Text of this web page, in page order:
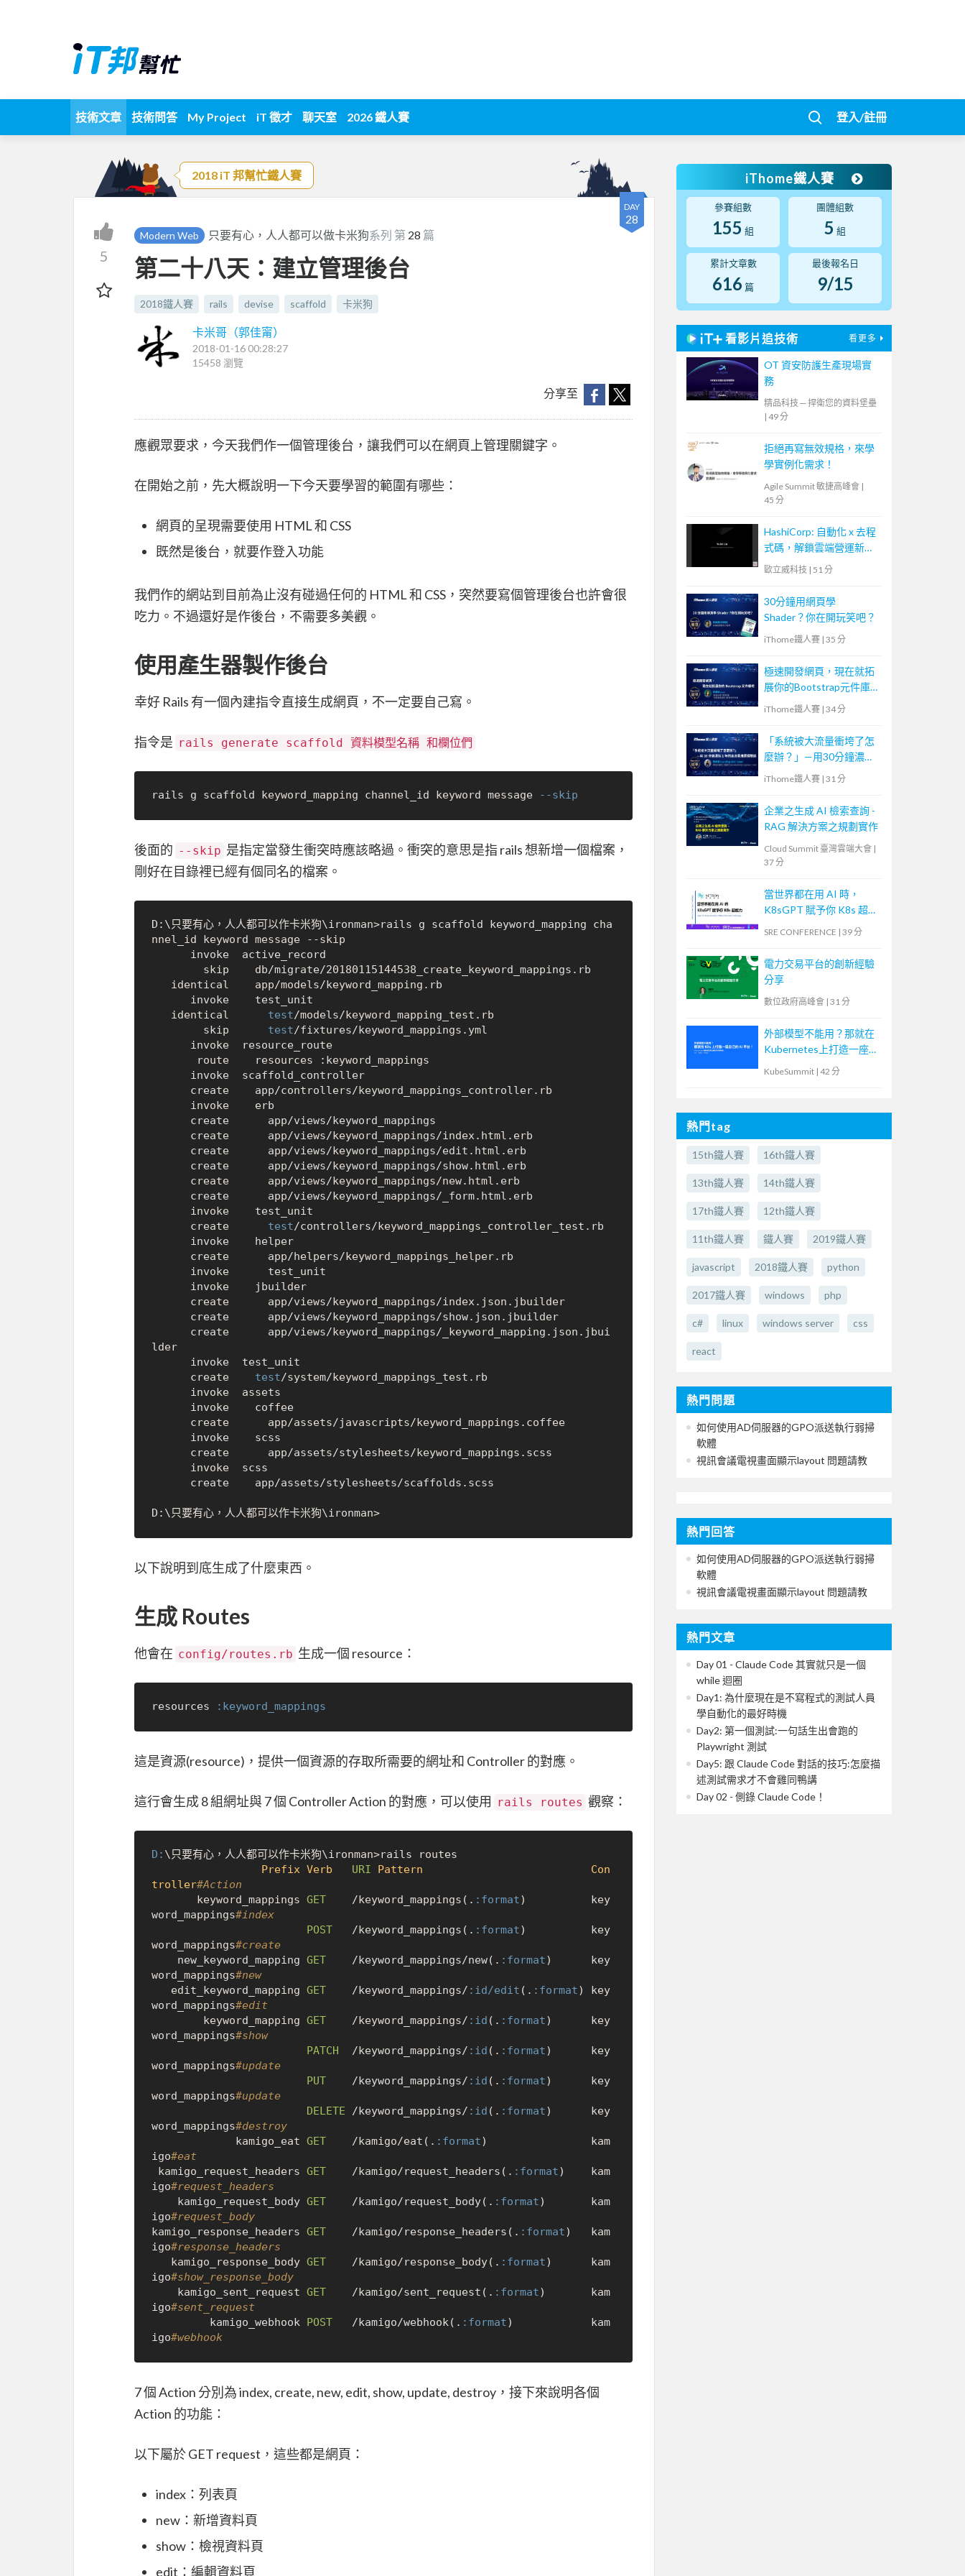
技術文章 技術問答 My Project iT 徵才 聊天室 2026 鐵人賽 登入/註冊
2018 iT 邦幫忙鐵人賽
DAY
28
5
Modern Web 只要有心，人人都可以做卡米狗系列 第 28 篇
第二十八天：建立管理後台
2018鐵人賽 rails devise scaffold 卡米狗
卡米哥（郭佳甯）
2018-01-16 00:28:27
15458 瀏覽
分享至
應觀眾要求，今天我們作一個管理後台，讓我們可以在網頁上管理關鍵字。
在開始之前，先大概說明一下今天要學習的範圍有哪些：
網頁的呈現需要使用 HTML 和 CSS
既然是後台，就要作登入功能
我們作的網站到目前為止沒有碰過任何的 HTML 和 CSS，突然要寫個管理後台也許會很
吃力。不過還好是作後台，不需要多美觀。
使用產生器製作後台
幸好 Rails 有一個內建指令直接生成網頁，不一定要自己寫。
指令是 rails generate scaffold 資料模型名稱 和欄位們
rails g scaffold keyword_mapping channel_id keyword message --skip
後面的 --skip 是指定當發生衝突時應該略過。衝突的意思是指 rails 想新增一個檔案，
剛好在目錄裡已經有個同名的檔案。
D:\只要有心，人人都可以作卡米狗\ironman>rails g scaffold keyword_mapping cha
nnel_id keyword message --skip
   identical
test/models/keyword_mapping_test.rb
        skip
test/fixtures/keyword_mappings.yml
      create
test/controllers/keyword_mappings_controller_test.rb
lder
      create
test/system/keyword_mappings_test.rb
D:\只要有心，人人都可以作卡米狗\ironman>
以下說明到底生成了什麼東西。
生成 Routes
他會在 config/routes.rb 生成一個 resource：
resources :keyword_mappings
這是資源(resource)，提供一個資源的存取所需要的網址和 Controller 的對應。
這行會生成 8 組網址與 7 個 Controller Action 的對應，可以使用 rails routes 觀察：
D: \只要有心，人人都可以作卡米狗\ironman>rails routes
Prefix Verb URI Pattern
Con
troller#Action
       keyword_mappings
GET
    /keyword_mappings(.
:format)          key
word_mappings#index
POST
   /keyword_mappings(.
:format)          key
word_mappings#create
    new_keyword_mapping
GET
    /keyword_mappings/new(.
:format)      key
word_mappings#new
   edit_keyword_mapping
GET
    /keyword_mappings/
:id/edit (. :format) key
word_mappings#edit
        keyword_mapping
GET
    /keyword_mappings/
:id (. :format)      key
word_mappings#show
PATCH
  /keyword_mappings/
:id (. :format)      key
word_mappings#update
PUT
    /keyword_mappings/
:id (. :format)      key
word_mappings#update
DELETE /keyword_mappings/ :id (. :format)      key
word_mappings#destroy
             kamigo_eat
GET
    /kamigo/eat(.
:format)                kam
igo#eat
kamigo_request_headers GET
    /kamigo/request_headers(.
:format)    kam
igo#request_headers
    kamigo_request_body
GET
    /kamigo/request_body(.
:format)       kam
igo#request_body
kamigo_response_headers GET
    /kamigo/response_headers(.
:format)   kam
igo#response_headers
   kamigo_response_body
GET
    /kamigo/response_body(.
:format)      kam
igo#show_response_body
    kamigo_sent_request
GET
    /kamigo/sent_request(.
:format)       kam
igo#sent_request
         kamigo_webhook
POST
   /kamigo/webhook(.
:format)            kam
igo#webhook
7 個 Action 分別為 index, create, new, edit, show, update, destroy，接下來說明各個
Action 的功能：
以下屬於 GET request，這些都是網頁：
index：列表頁
new：新增資料頁
show：檢視資料頁
edit：編輯資料頁
iThome鐵人賽
參賽組數
155 組
團體組數
5 組
累計文章數
616 篇
最後報名日
9/15
看影片追技術 看更多
OT 資安防護生產現場實
務
精品科技 ─ 捍衛您的資料堡壘
| 49 分
拒絕再寫無效規格，來學
學實例化需求！
Agile Summit 敏捷高峰會 |
45 分
HashiCorp: 自動化 x 去程
式碼，解鎖雲端營運新模
式
歐立威科技 | 51 分
30分鐘用網頁學
Shader？你在開玩笑吧？
iThome鐵人賽 | 35 分
極速開發網頁，現在就拓
展你的Bootstrap元件庫
iThome鐵人賽 | 34 分
「系統被大流量衝垮了怎
麼辦？」—用30分鐘濃縮
1年的高流量維運經驗談
iThome鐵人賽 | 31 分
企業之生成 AI 檢索查詢 -
RAG 解決方案之規劃實作
Cloud Summit 臺灣雲端大會 |
37 分
當世界都在用 AI 時，
K8sGPT 賦予你 K8s 超能
SRE CONFERENCE | 39 分
電力交易平台的創新經驗
分享
數位政府高峰會 | 31 分
外部模型不能用？那就在
Kubernetes上打造一座自
KubeSummit | 42 分
熱門tag
15th鐵人賽 16th鐵人賽
13th鐵人賽 14th鐵人賽
17th鐵人賽 12th鐵人賽
11th鐵人賽 鐵人賽 2019鐵人賽
javascript 2018鐵人賽 python
2017鐵人賽 windows php
c# linux windows server css
react
熱門問題
如何使用AD伺服器的GPO派送執行弱掃
軟體
視訊會議電視畫面顯示layout 問題請教
熱門回答
如何使用AD伺服器的GPO派送執行弱掃
軟體
視訊會議電視畫面顯示layout 問題請教
熱門文章
Day 01 - Claude Code 其實就只是一個
while 迴圈
Day1: 為什麼現在是不寫程式的測試人員
學自動化的最好時機
Day2: 第一個測試:一句話生出會跑的
Playwright 測試
Day5: 跟 Claude Code 對話的技巧:怎麼描
述測試需求才不會雞同鴨講
Day 02 - 側錄 Claude Code！